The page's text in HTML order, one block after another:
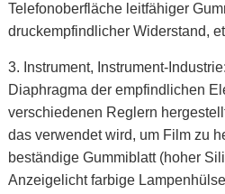
Telefonoberfläche leitfähiger
druckempfindlicher Widerstand,
3. Instrument, Instrument-Industrie:
Diaphragma der empfindlichen
verschiedenen Reglern
das verwendet wird, um Film zu
beständige Gummiblatt (hoher
Anzeigelicht farbige